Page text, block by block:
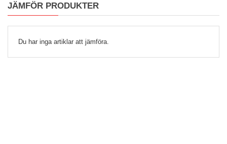
JÄMFÖR PRODUKTER
Du har inga artiklar att jämföra.